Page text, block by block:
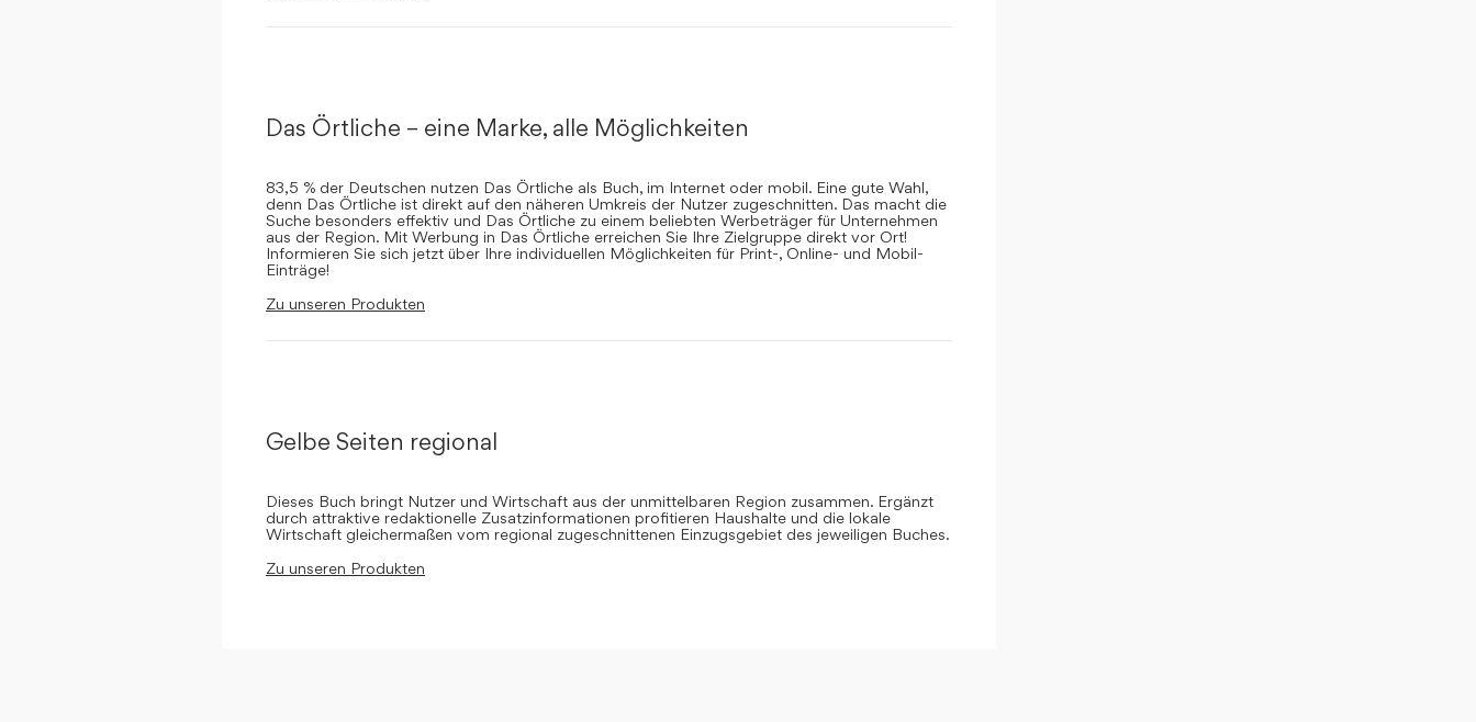
Das Örtliche – eine Marke, alle Möglichkeiten
83,5 % der Deutschen nutzen Das Örtliche als Buch, im Internet oder mobil. Eine gute Wahl,
denn Das Örtliche ist direkt auf den näheren Umkreis der Nutzer zugeschnitten. Das macht die
Suche besonders effektiv und Das Örtliche zu einem beliebten Werbeträger für Unternehmen
aus der Region. Mit Werbung in Das Örtliche erreichen Sie Ihre Zielgruppe direkt vor Ort!
Informieren Sie sich jetzt über Ihre individuellen Möglichkeiten für Print-, Online- und Mobil-
Einträge!
Zu unseren Produkten
Gelbe Seiten regional
Dieses Buch bringt Nutzer und Wirtschaft aus der unmittelbaren Region zusammen. Ergänzt
durch attraktive redaktionelle Zusatzinformationen profitieren Haushalte und die lokale
Wirtschaft gleichermaßen vom regional zugeschnittenen Einzugsgebiet des jeweiligen Buches.
Zu unseren Produkten